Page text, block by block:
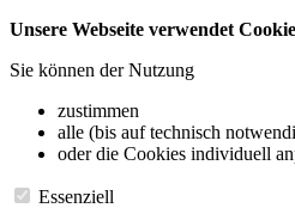
Unsere Webseite verwendet
Sie können der Nutzung
zustimmen
alle (bis auf technisch
oder die Cookies individuell
Essenziell